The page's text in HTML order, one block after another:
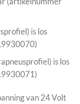
is los
is los
van 24 Volt